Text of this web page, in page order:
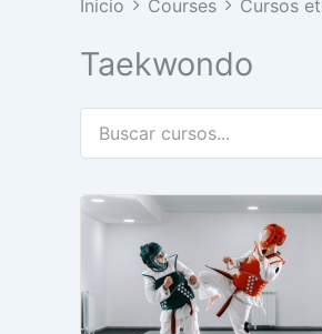
Inicio Courses Cursos
Taekwondo